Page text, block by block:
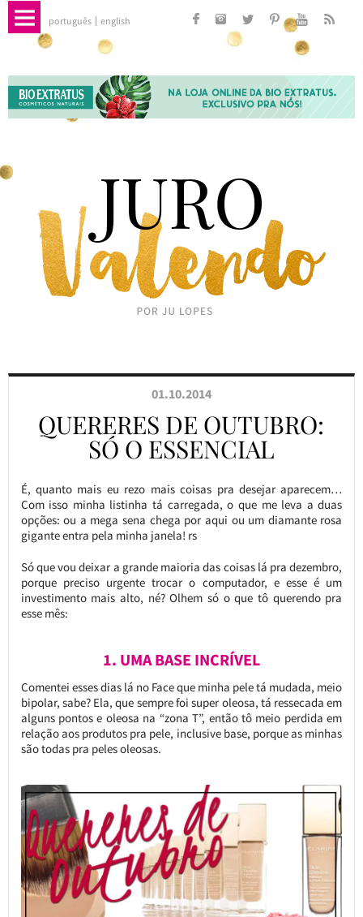
português english
01.10.2014
QUERERES DE OUTUBRO:
SÓ O ESSENCIAL
É, quanto mais eu rezo mais coisas pra desejar aparecem…
Com isso minha listinha tá carregada, o que me leva a duas
opções: ou a mega sena chega por aqui ou um diamante rosa
gigante entra pela minha janela! rs
Só que vou deixar a grande maioria das coisas lá pra dezembro,
porque preciso urgente trocar o computador, e esse é um
investimento mais alto, né? Olhem só o que tô querendo pra
esse mês:
1. UMA BASE INCRÍVEL
Comentei esses dias lá no Face que minha pele tá mudada, meio
bipolar, sabe? Ela, que sempre foi super oleosa, tá ressecada em
alguns pontos e oleosa na “zona T”, então tô meio perdida em
relação aos produtos pra pele, inclusive base, porque as minhas
são todas pra peles oleosas.